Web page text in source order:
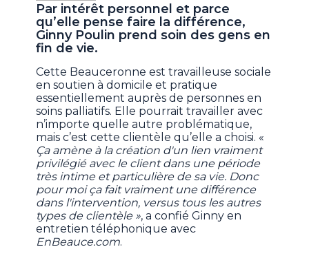
Par intérêt personnel et parce
qu’elle pense faire la différence,
Ginny Poulin prend soin des gens en
fin de vie.
Cette Beauceronne est travailleuse sociale
en soutien à domicile et pratique
essentiellement auprès de personnes en
soins palliatifs. Elle pourrait travailler avec
n’importe quelle autre problématique,
mais c’est cette clientèle qu’elle a choisi. «
Ça amène à la création d'un lien vraiment
privilégié avec le client dans une période
très intime et particulière de sa vie. Donc
pour moi ça fait vraiment une différence
dans l'intervention, versus tous les autres
types de clientèle », a confié Ginny en
entretien téléphonique avec
EnBeauce.com.